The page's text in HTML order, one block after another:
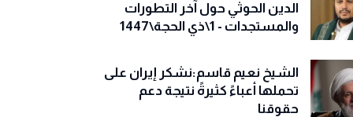
الدين الحوثي حول آخر التطورات
والمستجدات - 1\ذي الحجة\1447
الشيخ نعيم قاسم:نشكر إيران على
تحملها أعباءً كثيرةً نتيجة دعم
حقوقنا